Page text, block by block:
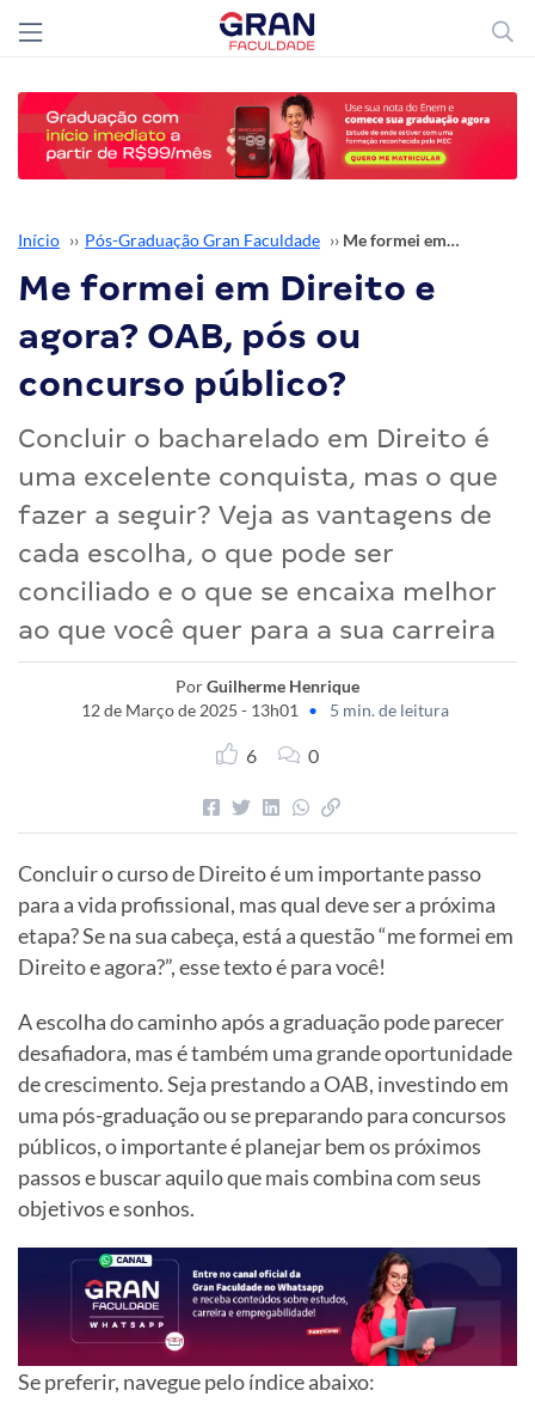
Início ›› Pós-Graduação Gran Faculdade ›› Me formei em Direito e agora? OAB, pós ou concurso público?
Me formei em Direito e
agora? OAB, pós ou
concurso público?
Concluir o bacharelado em Direito é
uma excelente conquista, mas o que
fazer a seguir? Veja as vantagens de
cada escolha, o que pode ser
conciliado e o que se encaixa melhor
ao que você quer para a sua carreira
PorGuilherme Henrique
12 de Março de 2025 - 13h01
• 5 min. de leitura
6 0
Concluir o curso de Direito é um importante passo
para a vida profissional, mas qual deve ser a próxima
etapa? Se na sua cabeça, está a questão “me formei em
Direito e agora?”, esse texto é para você!
A escolha do caminho após a graduação pode parecer
desafiadora, mas é também uma grande oportunidade
de crescimento. Seja prestando a OAB, investindo em
uma pós-graduação ou se preparando para concursos
públicos, o importante é planejar bem os próximos
passos e buscar aquilo que mais combina com seus
objetivos e sonhos.
Se preferir, navegue pelo índice abaixo: